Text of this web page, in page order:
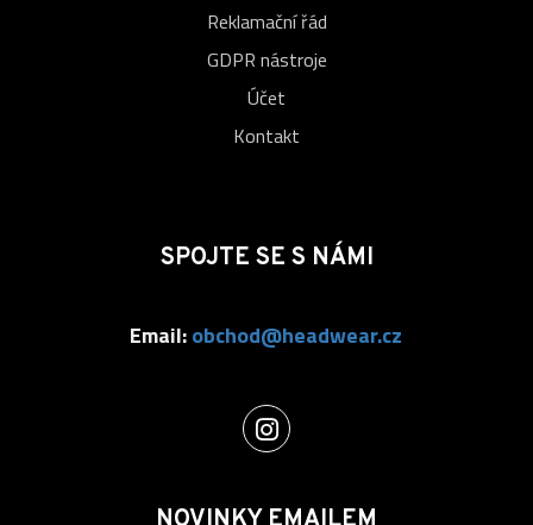
Reklamační řád
GDPR nástroje
Účet
Kontakt
SPOJTE SE S NÁMI
Email:obchod@headwear.cz